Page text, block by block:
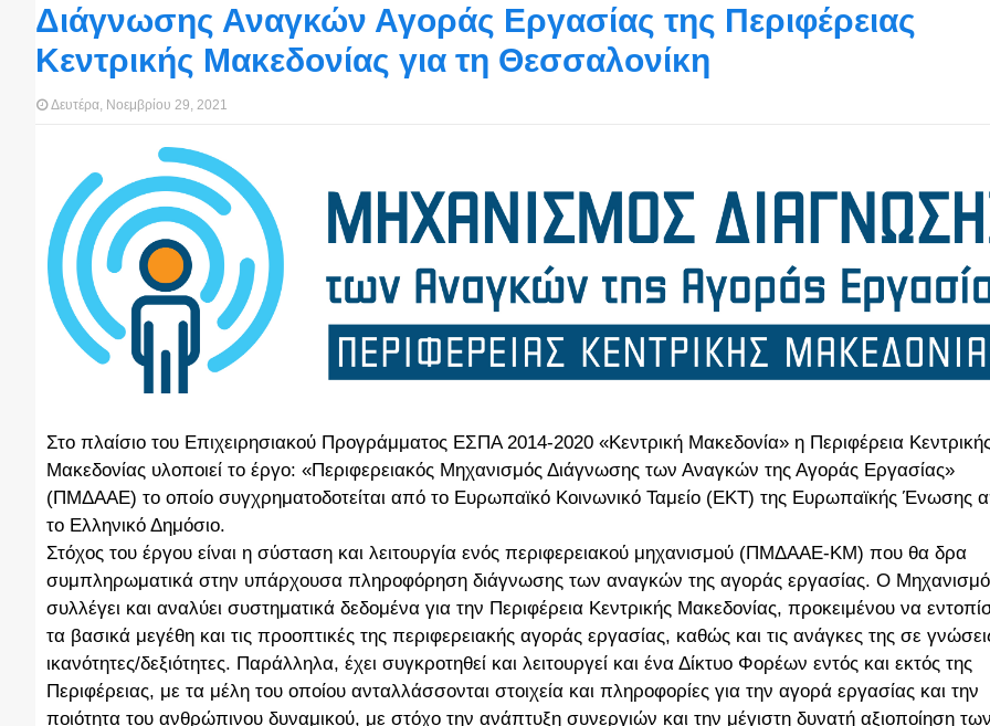
Διάγνωσης Αναγκών Αγοράς Εργασίας της Περιφέρειας
Κεντρικής Μακεδονίας για τη Θεσσαλονίκη
Δευτέρα, Νοεμβρίου 29, 2021
Στο πλαίσιο του Επιχειρησιακού Προγράμματος ΕΣΠΑ 2014-2020 «Κεντρική Μακεδονία» η Περιφέρεια
Μακεδονίας υλοποιεί το έργο: «Περιφερειακός Μηχανισμός Διάγνωσης των Αναγκών της Αγοράς Εργασίας»
(ΠΜΔΑΑΕ) το οποίο συγχρηματοδοτείται από το Ευρωπαϊκό Κοινωνικό Ταμείο (ΕΚΤ) της Ευρωπαϊκής Ένωσης
το Ελληνικό Δημόσιο.
Στόχος του έργου είναι η σύσταση και λειτουργία ενός περιφερειακού μηχανισμού (ΠΜΔΑΑΕ-ΚΜ) που θα δρα
συμπληρωματικά στην υπάρχουσα πληροφόρηση διάγνωσης των αναγκών της αγοράς εργασίας. Ο
συλλέγει και αναλύει συστηματικά δεδομένα για την Περιφέρεια Κεντρικής Μακεδονίας, προκειμένου να
τα βασικά μεγέθη και τις προοπτικές της περιφερειακής αγοράς εργασίας, καθώς και τις ανάγκες της σε
ικανότητες/δεξιότητες. Παράλληλα, έχει συγκροτηθεί και λειτουργεί και ένα Δίκτυο Φορέων εντός και εκτός της
Περιφέρειας, με τα μέλη του οποίου ανταλλάσσονται στοιχεία και πληροφορίες για την αγορά εργασίας και την
ποιότητα του ανθρώπινου δυναμικού, με στόχο την ανάπτυξη συνεργιών και την μέγιστη δυνατή αξιοποίηση